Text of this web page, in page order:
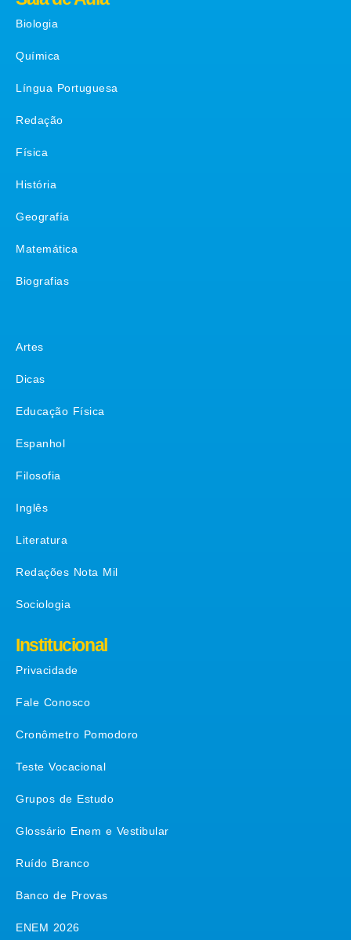
Biologia
Química
Língua Portuguesa
Redação
Física
História
Geografía
Matemática
Biografias
Artes
Dicas
Educação Física
Espanhol
Filosofia
Inglês
Literatura
Redações Nota Mil
Sociologia
Institucional
Privacidade
Fale Conosco
Cronômetro Pomodoro
Teste Vocacional
Grupos de Estudo
Glossário Enem e Vestibular
Ruído Branco
Banco de Provas
ENEM 2026